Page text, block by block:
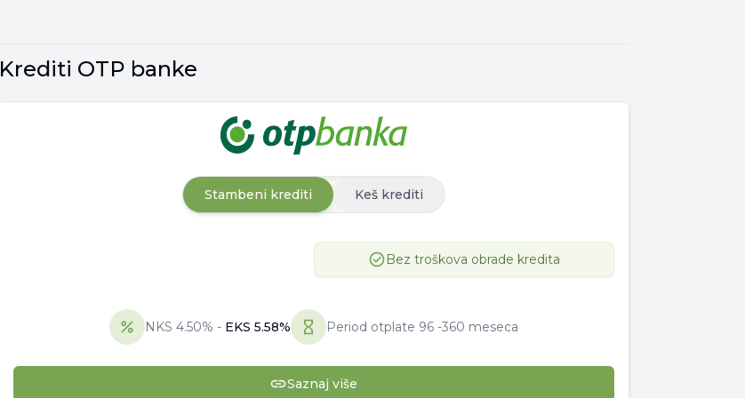
Krediti OTP banke
Stambeni krediti Keš krediti
Bez troškova obrade kredita
NKS 4.50% - EKS 5.58% Period otplate 96-360 meseca
Saznaj više